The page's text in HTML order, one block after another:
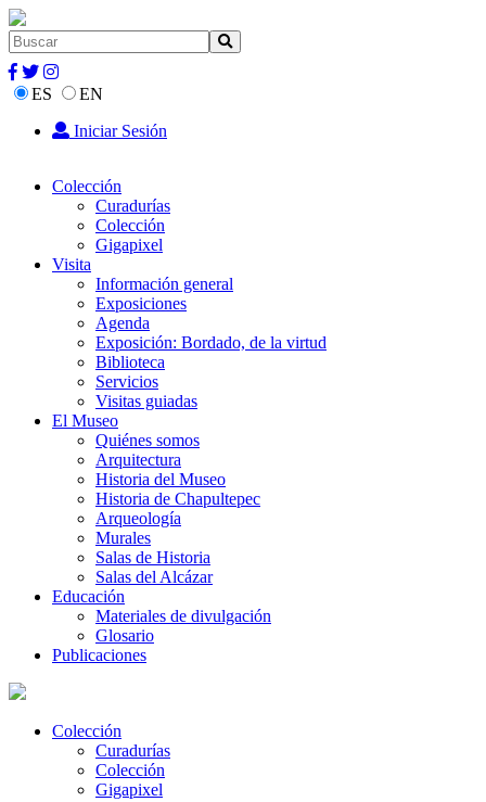
ES
EN
Iniciar Sesión
Colección
Curadurías
Colección
Gigapixel
Visita
Información general
Exposiciones
Agenda
Exposición: Bordado, de la virtud
Biblioteca
Servicios
Visitas guiadas
El Museo
Quiénes somos
Arquitectura
Historia del Museo
Historia de Chapultepec
Arqueología
Murales
Salas de Historia
Salas del Alcázar
Educación
Materiales de divulgación
Glosario
Publicaciones
Colección
Curadurías
Colección
Gigapixel